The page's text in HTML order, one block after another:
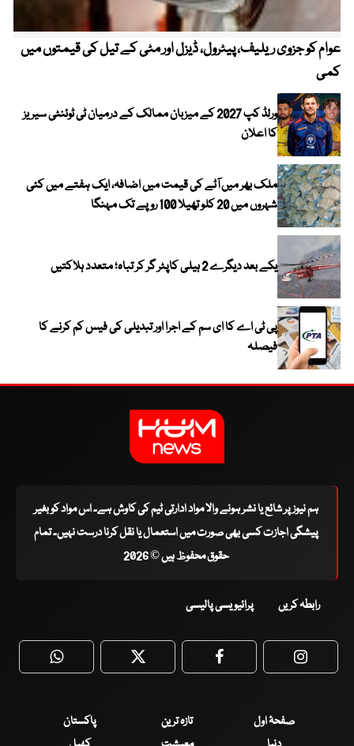
عوام کو جزوی ریلیف، پیٹرول، ڈیزل اور مٹی کے تیل کی قیمتوں میں
کمی
ورلڈ کپ 2027 کے میزبان ممالک کے درمیان ٹی ٹوئنٹی سیریز
کا اعلان
ملک بھر میں آٹے کی قیمت میں اضافہ، ایک ہفتے میں کئی
شہروں میں 20 کلو تھیلا 100 روپے تک مہنگا
یکے بعد دیگرے 2 ہیلی کاپٹر گر کر تباہ؛ متعدد ہلاکتیں
پی ٹی اے کا ای سم کے اجرا اور تبدیلی کی فیس کم کرنے کا
فیصلہ
ہم نیوز پر شائع یا نشر ہونے والا مواد ادارتی ٹیم کی کاوش ہے۔ اس مواد کو بغیر
پیشگی اجازت کسی بھی صورت میں استعمال یا نقل کرنا درست نہیں۔ تمام
حقوق محفوظ ہیں © 2026
رابطہ کریں پرائیویسی پالیسی
WhatsApp Twitter Facebook
صفحۂ اول تازہ ترین
پاکستان